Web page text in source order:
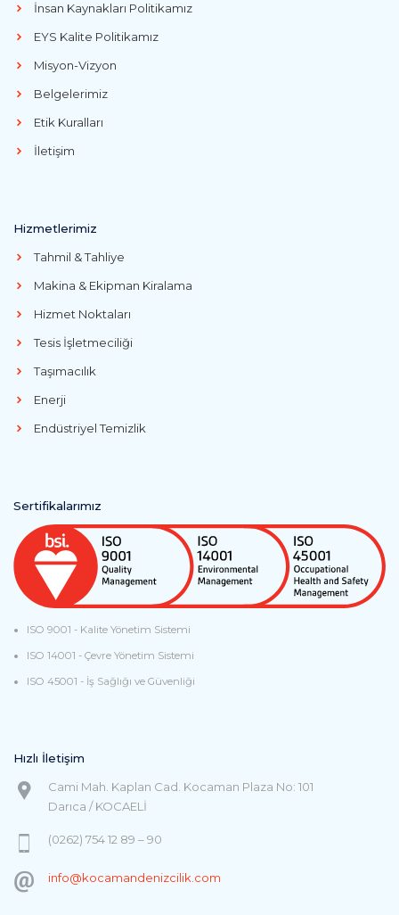
İnsan Kaynakları Politikamız
EYS Kalite Politikamız
Misyon-Vizyon
Belgelerimiz
Etik Kuralları
İletişim
Hizmetlerimiz
Tahmil & Tahliye
Makina & Ekipman Kiralama
Hizmet Noktaları
Tesis İşletmeciliği
Taşımacılık
Enerji
Endüstriyel Temizlik
Sertifikalarımız
ISO 9001 - Kalite Yönetim Sistemi
ISO 14001 - Çevre Yönetim Sistemi
ISO 45001 - İş Sağlığı ve Güvenliği
Hızlı İletişim
Cami Mah. Kaplan Cad. Kocaman Plaza No: 101
Darıca / KOCAELİ
(0262) 754 12 89 – 90
info@kocamandenizcilik.com